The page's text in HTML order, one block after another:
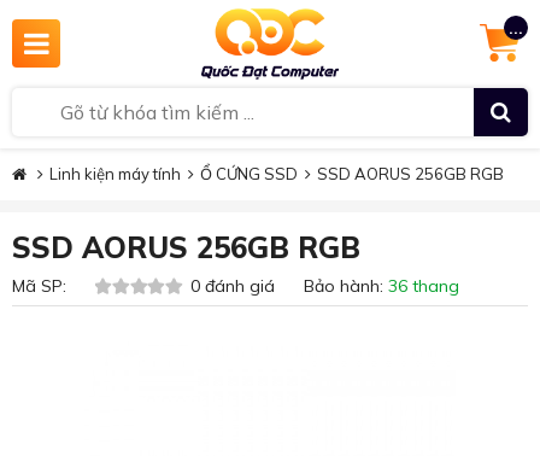
...
Linh kiện máy tính Ổ CỨNG SSD SSD AORUS 256GB RGB
SSD AORUS 256GB RGB
Mã SP: 0 đánh giá Bảo hành: 36 thang